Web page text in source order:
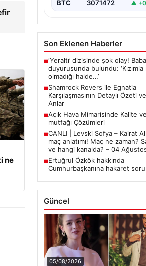
ne
BTC 3071472 ▲
Son Eklenen Haberler
■‘Yeraltı’ dizisinde şok olay!
duyurusunda bulundu:
olmadığı halde…’
■Shamrock Rovers ile Egnatia
Karşılaşmasının Detaylı Özeti
Anlar
■Açık Hava Mimarisinde Kalite
mutfağı Çözümleri
■CANLI | Levski Sofya – Kairat
maç anlatımı! Maç ne zaman?
ve hangi kanalda? – 04
■Ertuğrul Özkök hakkında
Cumhurbaşkanına hakaret
Güncel
05/08/2026